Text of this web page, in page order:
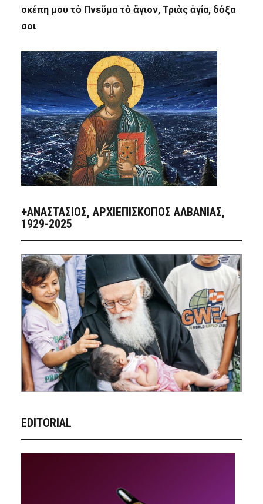
σκέπη μου τὸ Πνεῦμα τὸ ἅγιον, Τριὰς ἁγία, δόξα
σοι
+ΑΝΑΣΤΆΣΙΟΣ, ΑΡΧΙΕΠΊΣΚΟΠΟΣ ΑΛΒΑΝΊΑΣ,
1929-2025
EDITORIAL